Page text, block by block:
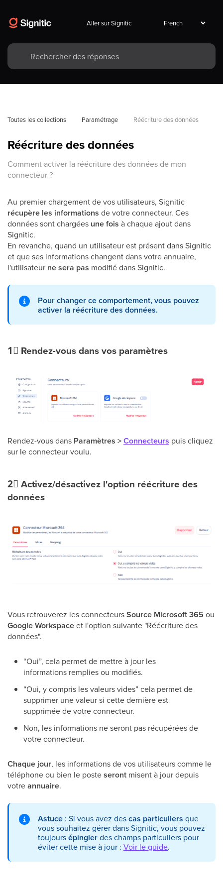
Aller sur Signitic
Toutes les collections Paramétrage Réécriture des données
Réécriture des données
Comment activer la réécriture des données de mon
connecteur ?
Au premier chargement de vos utilisateurs, Signitic
récupère les informations de votre connecteur. Ces
données sont chargées une fois à chaque ajout dans
Signitic.
​En revanche, quand un utilisateur est présent dans Signitic
et que ses informations changent dans votre annuaire,
l'utilisateur ne sera pas modifié dans Signitic.
Pour changer ce comportement, vous pouvez
activer la réécriture des données.
1⃣ Rendez-vous dans vos paramètres
Rendez-vous dans Paramètres >Connecteurs puis cliquez
sur le connecteur voulu.
2⃣ Activez/désactivez l'option réécriture des
données
Vous retrouverez les connecteursSource Microsoft 365 ou
Google Workspaceet l'option suivante "Réécriture des
données".
“Oui”, cela permet de mettre à jour les
informations remplies ou modifiés.
“Oui, y compris les valeurs vides” cela permet de
supprimer une valeur si cette dernière est
supprimée de votre connecteur.
Non, les informations ne seront pas récupérées de
votre connecteur.
Chaque jour, les informations de vos utilisateurs comme le
téléphone ou bien le posteseront misent à jour depuis
votreannuaire.
Astuce : Si vous avez descas particuliers que
vous souhaitez gérer dans Signitic, vous pouvez
toujoursépinglerdes champs particuliers pour
éviter cette mise à jour : Voir le guide.